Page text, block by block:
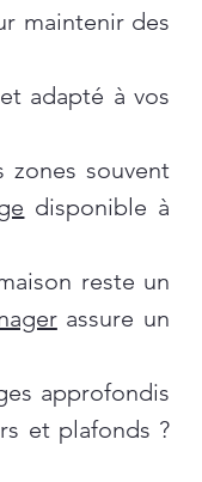
maintenir des
adapté à vos
souvent
disponible à
reste un
assure un
approfondis
et plafonds ?